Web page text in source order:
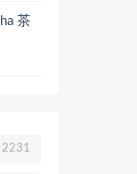
茶
2231